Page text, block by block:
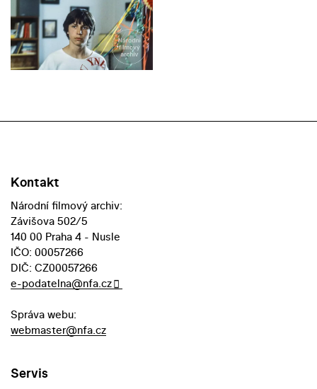
Kontakt
Národní filmový archiv:
Závišova 502/5
140 00 Praha 4 - Nusle
IČO: 00057266
DIČ: CZ00057266
e-podatelna@nfa.cz
Správa webu:
webmaster@nfa.cz
Servis